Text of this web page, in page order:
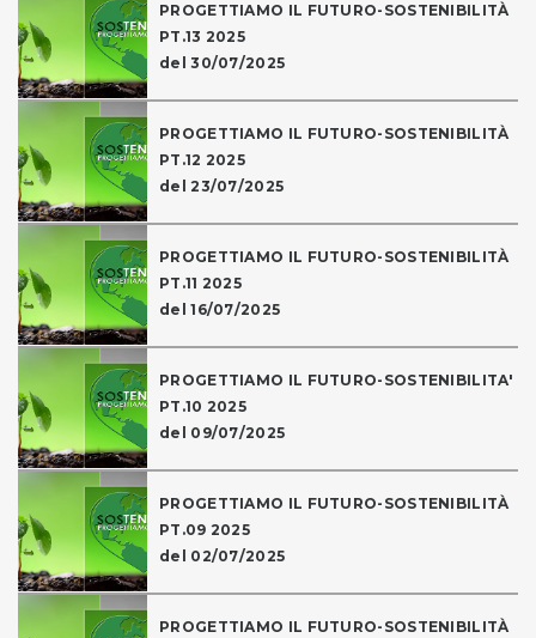
PROGETTIAMO IL FUTURO-SOSTENIBILITÀ
PT.13 2025
del 30/07/2025
PROGETTIAMO IL FUTURO-SOSTENIBILITÀ
PT.12 2025
del 23/07/2025
PROGETTIAMO IL FUTURO-SOSTENIBILITÀ
PT.11 2025
del 16/07/2025
PROGETTIAMO IL FUTURO-SOSTENIBILITA'
PT.10 2025
del 09/07/2025
PROGETTIAMO IL FUTURO-SOSTENIBILITÀ
PT.09 2025
del 02/07/2025
PROGETTIAMO IL FUTURO-SOSTENIBILITÀ